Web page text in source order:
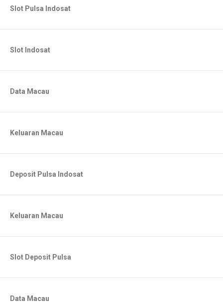
Slot Pulsa Indosat
Slot Indosat
Data Macau
Keluaran Macau
Deposit Pulsa Indosat
Keluaran Macau
Slot Deposit Pulsa
Data Macau